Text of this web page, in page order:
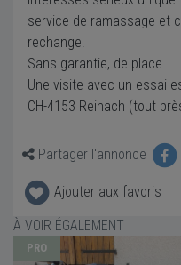
service de ramassage et
rechange.
Sans garantie, de place.
Une visite avec un essai
CH-4153 Reinach (tout
Partager l'annonce
Ajouter aux favoris
À VOIR ÉGALEMENT
PRO